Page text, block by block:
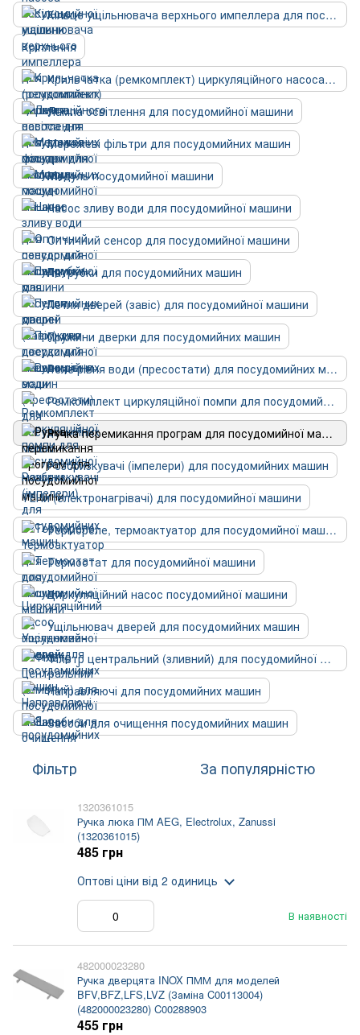
Кільце ущільнювача верхнього импеллера для посудомийних машин
Кріплення
Крильчатка (ремкомплект) циркуляційного насоса для посудомийних машин
Лампа освітлення для посудомийної машини
Мережеві фільтри для посудомийних машин
Модуль посудомийної машини
Насос зливу води для посудомийної машини
Оптичний сенсор для посудомийної машини
Патрубки для посудомийних машин
Петля дверей (завіс) для посудомийної машини
Пружини дверки для посудомийних машин
Реле рівня води (пресостати) для посудомийних машин
Ремкомплект циркуляційної помпи для посудомийної машини
Ручка перемикання програм для посудомийної машини
Розбризкувачі (імпелери) для посудомийних машин
ТЕНи (електронагрівачі) для посудомийної машини
Термореле, термоактуатор для посудомийної машини
Термостат для посудомийної машини
Циркуляційний насос посудомийної машини
Ущільнювач дверей для посудомийних машин
Фільтр центральний (зливний) для посудомийної машини
Направляючі для посудомийних машин
Засоби для очищення посудомийних машин
Фільтр За популярністю
1320361015
Ручка люка ПМ AEG, Electrolux, Zanussi
(1320361015)
В наявності
485 грн
Оптові ціни від 2 одиниць
482000023280
Ручка дверцята INOX ПММ для моделей
BFV,BFZ,LFS,LVZ (Заміна C00113004)
(482000023280) C00288903
455 грн